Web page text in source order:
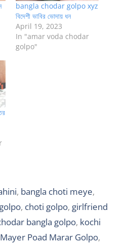
bangla chodar golpo xyz
বিদেশী ভাবির ভোদায় ধন
April 19, 2023
In "amar voda chodar
golpo"
, bangla choti meye,
, choti golpo, girlfriend
bangla golpo, kochi
Mayer Poad Marar Golpo,